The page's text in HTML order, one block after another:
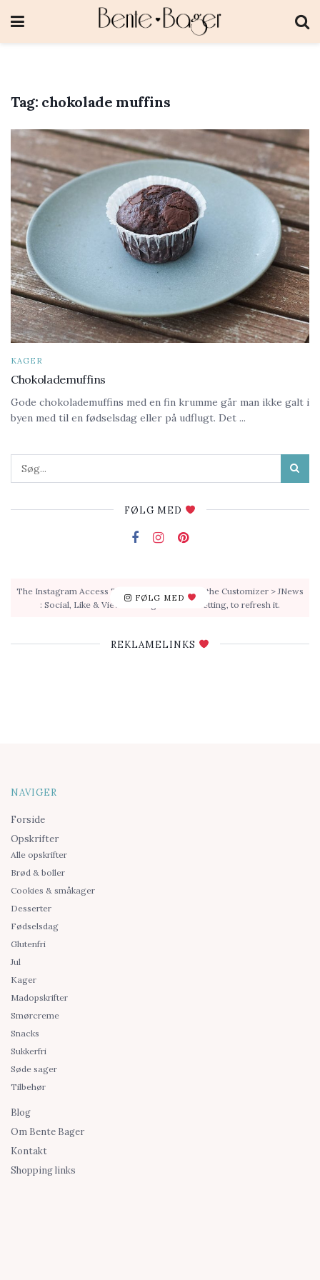
Tag: chokolade muffins
KAGER
Chokolademuffins
Gode chokolademuffins med en fin krumme går man ikke galt i
byen med til en fødselsdag eller på udflugt. Det ...
FØLG MED
FØLG MED
The Instagram Access Token is expired, Go to the Customizer > JNews
: Social, Like & View > Instagram Feed Setting, to refresh it.
REKLAMELINKS
NAVIGER
Forside
Opskrifter
Alle opskrifter
Brød & boller
Cookies & småkager
Desserter
Fødselsdag
Glutenfri
Jul
Kager
Madopskrifter
Smørcreme
Snacks
Sukkerfri
Søde sager
Tilbehør
Blog
Om Bente Bager
Kontakt
Shopping links